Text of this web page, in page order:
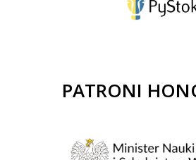
PATRONI